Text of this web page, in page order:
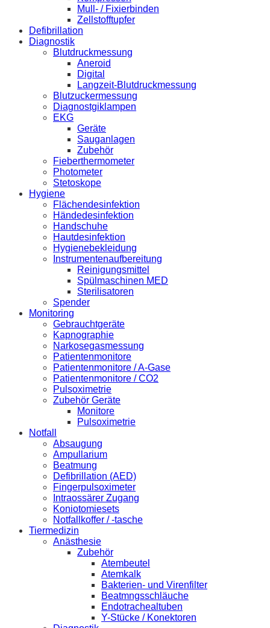
Mull- / Fixierbinden
Zellstofftupfer
Defibrillation
Diagnostik
Blutdruckmessung
Aneroid
Digital
Langzeit-Blutdruckmessung
Blutzuckermessung
Diagnostgiklampen
EKG
Geräte
Sauganlagen
Zubehör
Fieberthermometer
Photometer
Stetoskope
Hygiene
Flächendesinfektion
Händedesinfektion
Handschuhe
Hautdesinfektion
Hygienebekleidung
Instrumentenaufbereitung
Reinigungsmittel
Spülmaschinen MED
Sterilisatoren
Spender
Monitoring
Gebrauchtgeräte
Kapnographie
Narkosegasmessung
Patientenmonitore
Patientenmonitore / A-Gase
Patientenmonitore / CO2
Pulsoximetrie
Zubehör Geräte
Monitore
Pulsoximetrie
Notfall
Absaugung
Ampullarium
Beatmung
Defibrillation (AED)
Fingerpulsoximeter
Intraossärer Zugang
Koniotomiesets
Notfallkoffer / -tasche
Tiermedizin
Anästhesie
Zubehör
Atembeutel
Atemkalk
Bakterien- und Virenfilter
Beatmngsschläuche
Endotrachealtuben
Y-Stücke / Konektoren